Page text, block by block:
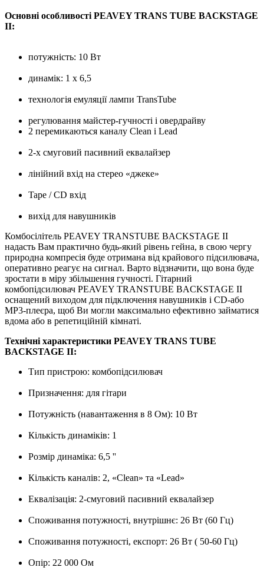
Основні особливості PEAVEY TRANS TUBE BACKSTAGE
II:
потужність: 10 Вт
динамік: 1 х 6,5
технологія емуляції лампи TransTube
регулювання майстер-гучності і овердрайву
2 перемикаються каналу Clean і Lead
2-х смуговий пасивний еквалайзер
лінійний вхід на стерео «джеке»
Tape / CD вхід
вихід для навушників
Комбосілітель PEAVEY TRANSTUBE BACKSTAGE II
надасть Вам практично будь-який рівень гейна, в свою чергу
природна компресія буде отримана від крайового підсилювача,
оперативно реагує на сигнал. Варто відзначити, що вона буде
зростати в міру збільшення гучності. Гітарний
комбопідсилювач PEAVEY TRANSTUBE BACKSTAGE II
оснащений виходом для підключення навушників і CD-або
MP3-плеєра, щоб Ви могли максимально ефективно займатися
вдома або в репетиційній кімнаті.
Технічні характеристики PEAVEY TRANS TUBE
BACKSTAGE II:
Тип пристрою: комбопідсилювач
Призначення: для гітари
Потужність (навантаження в 8 Ом): 10 Вт
Кількість динаміків: 1
Розмір динаміка: 6,5 ''
Кількість каналів: 2, «Clean» та «Lead»
Еквалізація: 2-смуговий пасивний еквалайзер
Споживання потужності, внутрішнє: 26 Вт (60 Гц)
Споживання потужності, експорт: 26 Вт ( 50-60 Гц)
Опір: 22 000 Ом